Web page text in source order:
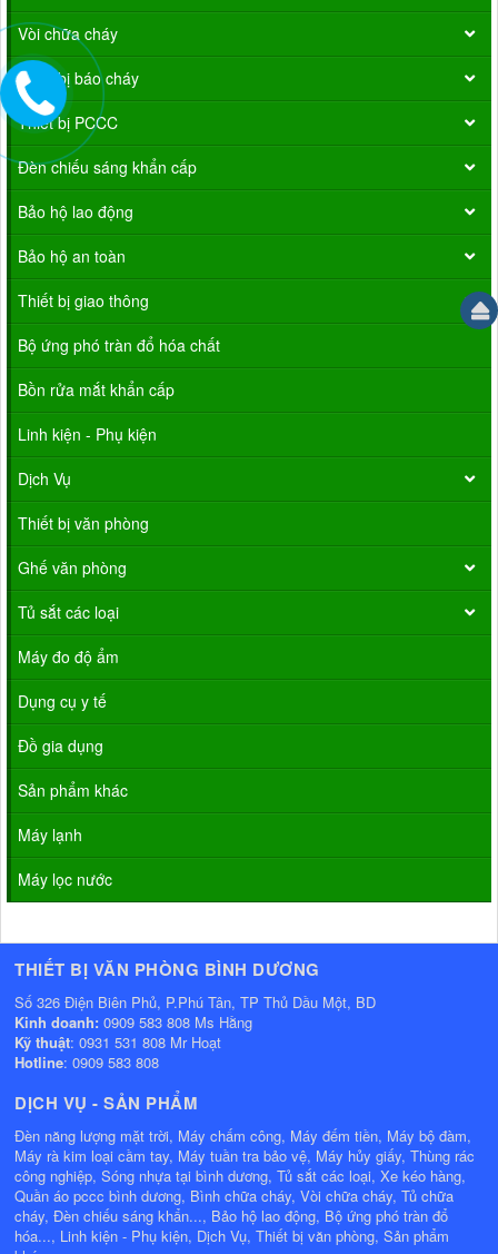
Vòi chữa cháy
Thiết bị báo cháy
Thiết bị PCCC
Đèn chiếu sáng khẩn cấp
Bảo hộ lao động
Bảo hộ an toàn
Thiết bị giao thông
Bộ ứng phó tràn đổ hóa chất
Bồn rửa mắt khẩn cấp
Linh kiện - Phụ kiện
Dịch Vụ
Thiết bị văn phòng
Ghế văn phòng
Tủ sắt các loại
Máy đo độ ẩm
Dụng cụ y tế
Đồ gia dụng
Sản phẩm khác
Máy lạnh
Máy lọc nước
THIẾT BỊ VĂN PHÒNG BÌNH DƯƠNG
Số 326 Điện Biên Phủ, P.Phú Tân, TP Thủ Dầu Một, BD
Kinh doanh: 0909 583 808 Ms Hằng
Kỹ thuật: 0931 531 808 Mr Hoạt
Hotline: 0909 583 808
DỊCH VỤ - SẢN PHẨM
Đèn năng lượng mặt trời, Máy chấm công, Máy đếm tiền, Máy bộ đàm,
Máy rà kim loại cầm tay, Máy tuần tra bảo vệ, Máy hủy giấy, Thùng rác
công nghiệp, Sóng nhựa tại bình dương, Tủ sắt các loại, Xe kéo hàng,
Quần áo pccc bình dương, Bình chữa cháy, Vòi chữa cháy, Tủ chữa
cháy, Đèn chiếu sáng khẩn..., Bảo hộ lao động, Bộ ứng phó tràn đổ
hóa..., Linh kiện - Phụ kiện, Dịch Vụ, Thiết bị văn phòng, Sản phẩm